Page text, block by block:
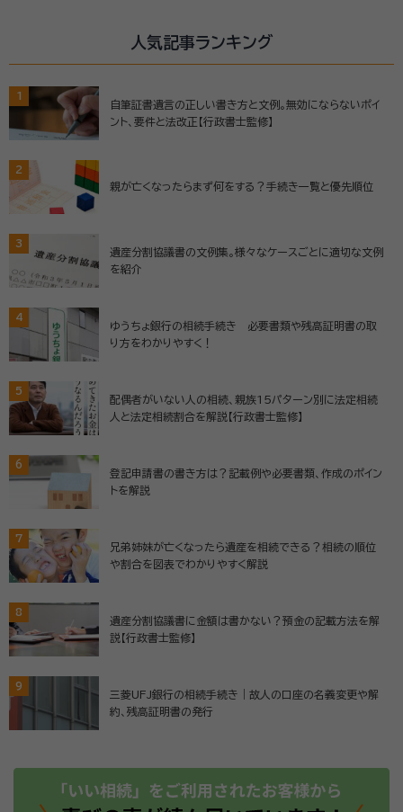
人気記事ランキング
1
自筆証書遺言の正しい書き方と文例。無効にならないポイ
ント、要件と法改正【行政書士監修】
2
親が亡くなったらまず何をする？手続き一覧と優先順位
3
遺産分割協議書の文例集。様々なケースごとに適切な文例
を紹介
4
ゆうちょ銀行の相続手続き 必要書類や残高証明書の取
り方をわかりやすく！
5
配偶者がいない人の相続、親族15パターン別に法定相続
人と法定相続割合を解説【行政書士監修】
6
登記申請書の書き方は？記載例や必要書類、作成のポイン
トを解説
7
兄弟姉妹が亡くなったら遺産を相続できる？相続の順位
や割合を図表でわかりやすく解説
8
遺産分割協議書に金額は書かない？預金の記載方法を解
説【行政書士監修】
9
三菱UFJ銀行の相続手続き｜故人の口座の名義変更や解
約、残高証明書の発行